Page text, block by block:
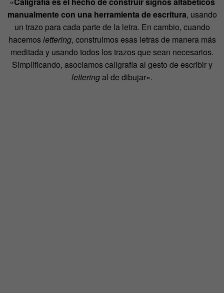
manualmente con una herramienta de escritura, usando
un trazo para cada parte de la letra. En cambio, cuando
hacemoslettering, construimos esas letras de manera más
meditada y usando todos los trazos que sean necesarios.
Simplificando, asociamos caligrafía al gesto de escribir y
letteringal de dibujar».